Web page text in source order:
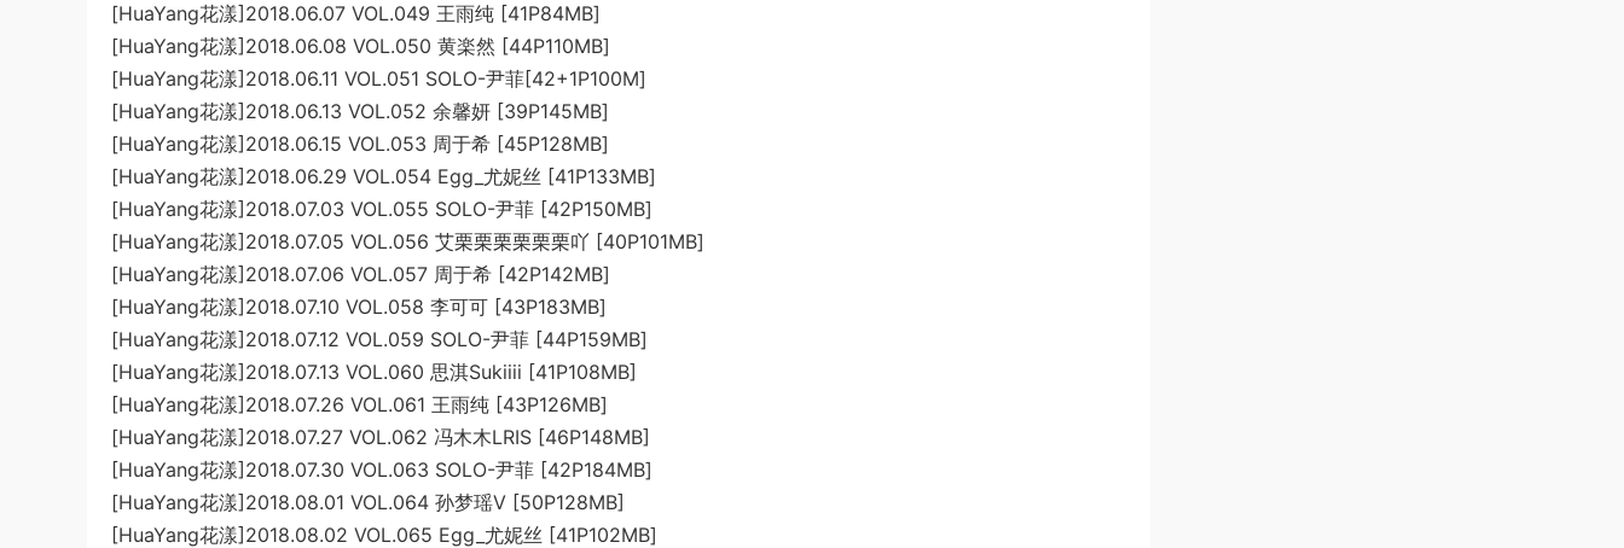
[HuaYang花漾]2018.06.07 VOL.049 王雨纯 [41P84MB]
[HuaYang花漾]2018.06.08 VOL.050 黄楽然 [44P110MB]
[HuaYang花漾]2018.06.11 VOL.051 SOLO-尹菲[42+1P100M]
[HuaYang花漾]2018.06.13 VOL.052 余馨妍 [39P145MB]
[HuaYang花漾]2018.06.15 VOL.053 周于希 [45P128MB]
[HuaYang花漾]2018.06.29 VOL.054 Egg_尤妮丝 [41P133MB]
[HuaYang花漾]2018.07.03 VOL.055 SOLO-尹菲 [42P150MB]
[HuaYang花漾]2018.07.05 VOL.056 艾栗栗栗栗栗栗吖 [40P101MB]
[HuaYang花漾]2018.07.06 VOL.057 周于希 [42P142MB]
[HuaYang花漾]2018.07.10 VOL.058 李可可 [43P183MB]
[HuaYang花漾]2018.07.12 VOL.059 SOLO-尹菲 [44P159MB]
[HuaYang花漾]2018.07.13 VOL.060 思淇Sukiiii [41P108MB]
[HuaYang花漾]2018.07.26 VOL.061 王雨纯 [43P126MB]
[HuaYang花漾]2018.07.27 VOL.062 冯木木LRIS [46P148MB]
[HuaYang花漾]2018.07.30 VOL.063 SOLO-尹菲 [42P184MB]
[HuaYang花漾]2018.08.01 VOL.064 孙梦瑶V [50P128MB]
[HuaYang花漾]2018.08.02 VOL.065 Egg_尤妮丝 [41P102MB]